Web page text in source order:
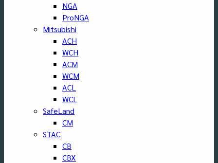
NGA
ProNGA
Mitsubishi
ACH
WCH
ACM
WCM
ACL
WCL
SafeLand
CM
STAC
CB
CBX